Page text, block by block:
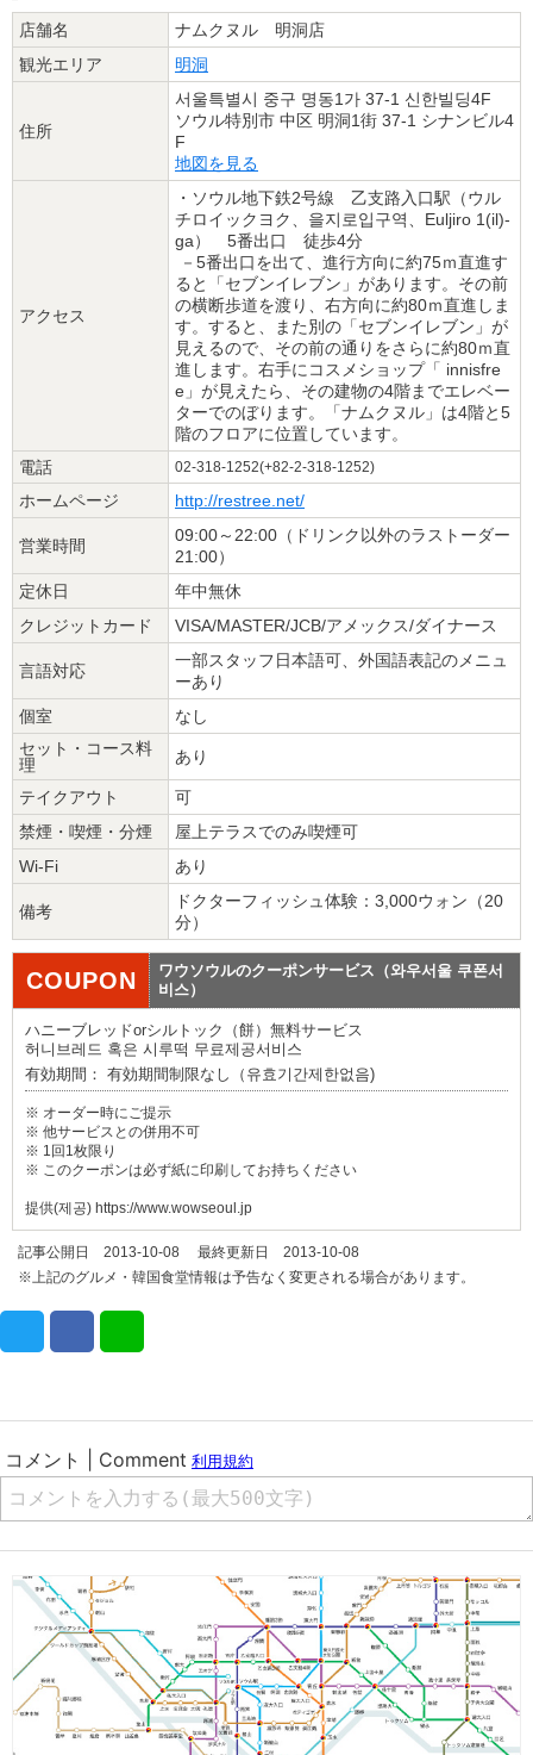
店舗名
ナムクヌル 明洞店
観光エリア
明洞
住所
서울특별시 중구 명동1가 37-1 신한빌딩4F
ソウル特別市 中区 明洞1街 37-1 シナンビル4
F
地図を見る
アクセス
・ソウル地下鉄2号線 乙支路入口駅（ウル
チロイックヨク、을지로입구역、Euljiro 1(il)-
ga） 5番出口 徒歩4分
－5番出口を出て、進行方向に約75ｍ直進す
ると「セブンイレブン」があります。その前
の横断歩道を渡り、右方向に約80ｍ直進しま
す。すると、また別の「セブンイレブン」が
見えるので、その前の通りをさらに約80ｍ直
進します。右手にコスメショップ「 innisfre
e」が見えたら、その建物の4階までエレベー
ターでのぼります。「ナムクヌル」は4階と5
階のフロアに位置しています。
電話
02-318-1252(+82-2-318-1252)
ホームページ http://restree.net/
営業時間
09:00～22:00（ドリンク以外のラストーダー
21:00）
定休日
年中無休
クレジットカード
VISA/MASTER/JCB/アメックス/ダイナース
言語対応
一部スタッフ日本語可、外国語表記のメニュ
ーあり
個室
なし
セット・コース料
理
あり
テイクアウト
可
禁煙・喫煙・分煙
屋上テラスでのみ喫煙可
Wi-Fi
あり
備考
ドクターフィッシュ体験：3,000ウォン（20
分）
COUPON
ワウソウルのクーポンサービス（와우서울 쿠폰서
비스）
ハニーブレッドorシルトック（餅）無料サービス
허니브레드 혹은 시루떡 무료제공서비스
有効期間： 有効期間制限なし（유효기간제한없음)
※ オーダー時にご提示
※ 他サービスとの併用不可
※ 1回1枚限り
※ このクーポンは必ず紙に印刷してお持ちください
提供(제공) https://www.wowseoul.jp
記事公開日 2013-10-08 最終更新日 2013-10-08
※上記のグルメ・韓国食堂情報は予告なく変更される場合があります。